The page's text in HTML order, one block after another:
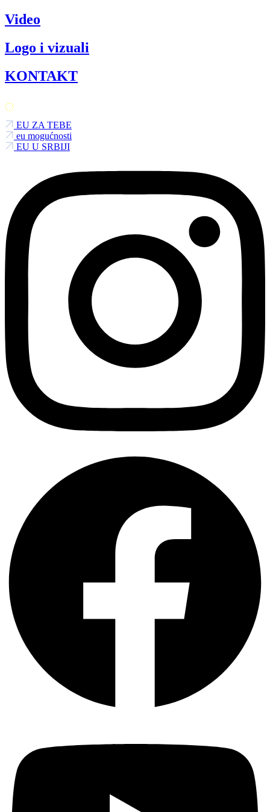
Video
Logo i vizuali
KONTAKT
EU ZA TEBE
eu mogućnosti
EU U SRBIJI